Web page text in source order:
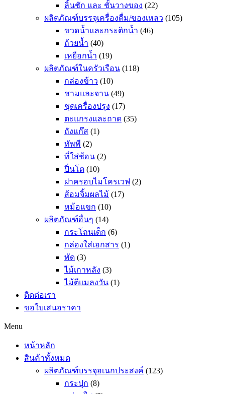
ลิ้นชัก และ ชั้นวางของ (22)
ผลิตภัณฑ์บรรจุเครื่องดื่ม/ของเหลว (105)
ขวดน้ำและกระติกน้ำ (46)
ถ้วยน้ำ (40)
เหยือกน้ำ (19)
ผลิตภัณฑ์ในครัวเรือน (118)
กล่องข้าว (10)
ชามและจาน (49)
ชุดเครื่องปรุง (17)
ตะแกรงและถาด (35)
ถังแก๊ส (1)
ทัพพี (2)
ที่ใส่ช้อน (2)
ปิ่นโต (10)
ฝาครอบไมโครเวฟ (2)
ส้อมจิ้มผลไม้ (17)
หม้อแขก (10)
ผลิตภัณฑ์อื่นๆ (14)
กระโถนเด็ก (6)
กล่องใส่เอกสาร (1)
พัด (3)
ไม้เกาหลัง (3)
ไม้ตีแมลงวัน (1)
ติดต่อเรา
ขอใบเสนอราคา
Menu
หน้าหลัก
สินค้าทั้งหมด
ผลิตภัณฑ์บรรจุอเนกประสงค์ (123)
กระปุก (8)